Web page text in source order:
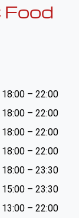
18:00 – 22:00
18:00 – 22:00
18:00 – 22:00
18:00 – 22:00
18:00 – 23:30
15:00 – 23:30
13:00 – 22:00